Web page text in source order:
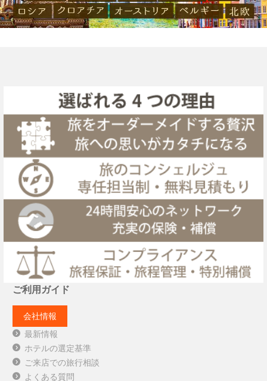
ご利用ガイド
会社情報
最新情報
ホテルの選定基準
ご来店での旅行相談
よくある質問